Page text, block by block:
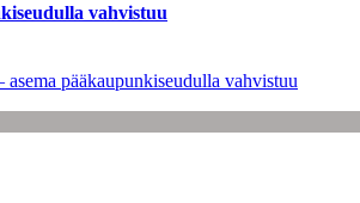
vahvistuu
pääkaupunkiseudulla vahvistuu